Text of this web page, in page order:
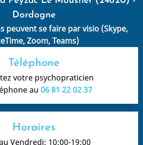
Dordogne
peuvent se faire par visio (Skype,
Zoom, Teams)
Téléphone
votre psychopraticien
au 06 81 22 02 37
Horaires
Vendredi: 10:00-19:00